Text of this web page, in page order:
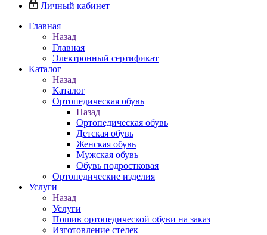
Личный кабинет
Главная
Назад
Главная
Электронный сертификат
Каталог
Назад
Каталог
Ортопедическая обувь
Назад
Ортопедическая обувь
Детская обувь
Женская обувь
Мужская обувь
Обувь подростковая
Ортопедические изделия
Услуги
Назад
Услуги
Пошив ортопедической обуви на заказ
Изготовление стелек